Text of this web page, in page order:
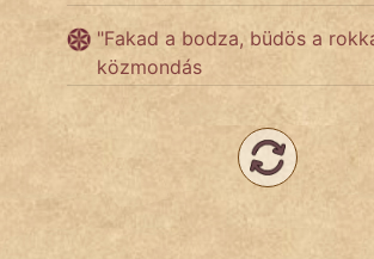
szemfüles
"Fakad a bodza, büdös a
közmondás